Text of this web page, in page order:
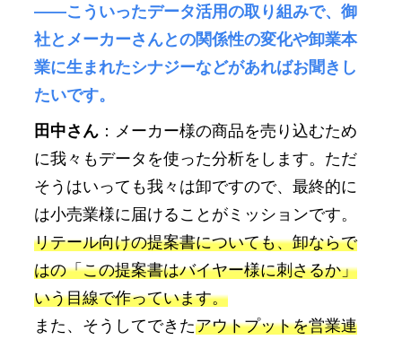
――こういったデータ活用の取り組みで、御
社とメーカーさんとの関係性の変化や卸業本
業に生まれたシナジーなどがあればお聞きし
たいです。
田中さん ：メーカー様の商品を売り込むため
に我々もデータを使った分析をします。ただ
そうはいっても我々は卸ですので、最終的に
は小売業様に届けることがミッションです。
リテール向けの提案書についても、卸ならで
はの「この提案書はバイヤー様に刺さるか」
いう目線で作っています。
また、そうしてできたアウトプットを営業連